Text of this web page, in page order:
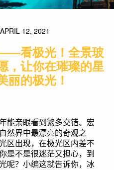
APRIL 12, 2021
看极光！全景玻
，让你在璀璨的星
丽的极光！
能亲眼看到繁多交错、宏
然界中最漂亮的奇观之
区出现，在极光区内差不
是不是很迷茫又担心，到
呢？小编这就告诉你，冰